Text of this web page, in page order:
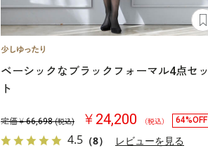
ベーシックなブラックフォーマル4点セッ
ト
定価￥66,698 (税込) ￥24,200 （税込） 64%OFF
4.5（8） レビューを見る